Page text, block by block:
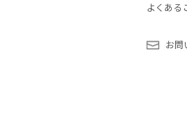
よくある
お問